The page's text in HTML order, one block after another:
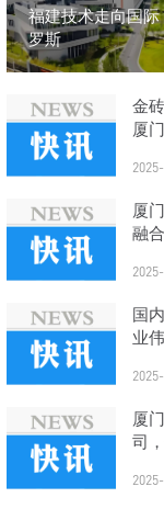
福建技术走向国
罗斯
金
厦
厦
融
国
业
厦
司